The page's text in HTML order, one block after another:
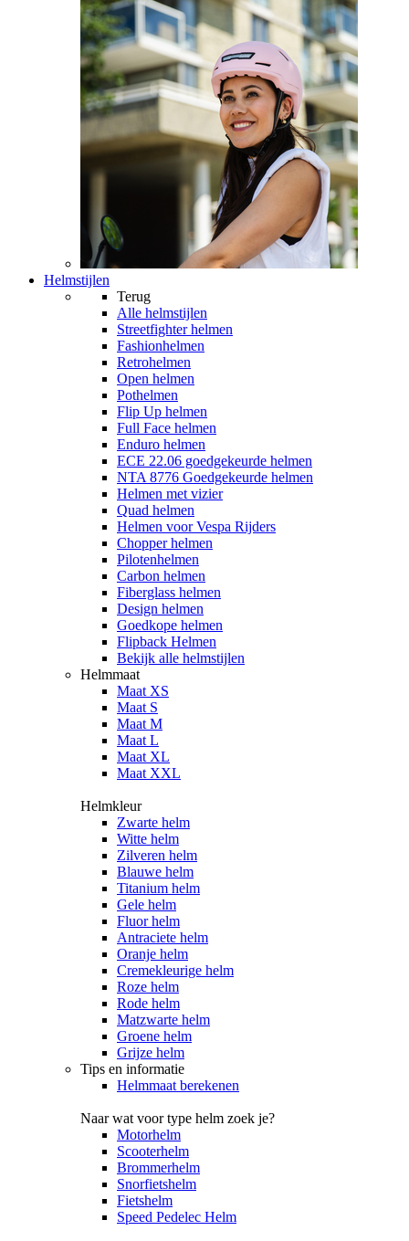
Helmstijlen
Terug
Alle helmstijlen
Streetfighter helmen
Fashionhelmen
Retrohelmen
Open helmen
Pothelmen
Flip Up helmen
Full Face helmen
Enduro helmen
ECE 22.06 goedgekeurde helmen
NTA 8776 Goedgekeurde helmen
Helmen met vizier
Quad helmen
Helmen voor Vespa Rijders
Chopper helmen
Pilotenhelmen
Carbon helmen
Fiberglass helmen
Design helmen
Goedkope helmen
Flipback Helmen
Bekijk alle helmstijlen
Helmmaat
Maat XS
Maat S
Maat M
Maat L
Maat XL
Maat XXL
Helmkleur
Zwarte helm
Witte helm
Zilveren helm
Blauwe helm
Titanium helm
Gele helm
Fluor helm
Antraciete helm
Oranje helm
Cremekleurige helm
Roze helm
Rode helm
Matzwarte helm
Groene helm
Grijze helm
Tips en informatie
Helmmaat berekenen
Naar wat voor type helm zoek je?
Motorhelm
Scooterhelm
Brommerhelm
Snorfietshelm
Fietshelm
Speed Pedelec Helm